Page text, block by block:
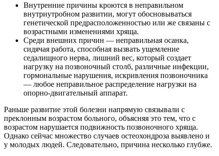
Внутренние причины кроются в неправильном
внутриутробном развитии, могут обосновываться
генетической предрасположенностью или же связаны с
возрастными изменениями хряща.
Среди внешних причин — неправильная осанка,
сидячая работа, способная вызвать ущемление
седалищного нерва, лишний вес, который создает
нагрузку на позвоночный столб, различные инфекции,
гормональные нарушения, искривления позвоночника
— любое неправильное распределение нагрузки на
опорно-двигательный аппарат.
Раньше развитие этой болезни напрямую связывали с
преклонным возрастом больного, объясняя это тем, что с
возрастом нарушается подвижность позвоночного хряща.
Однако сейчас множество случаев остеохондроза выявлено и
у молодых людей. Следовательно, причина несколько глубже.